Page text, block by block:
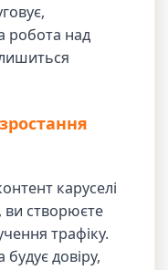
робота над
каруселі
ви створюєте
трафіку.
довіру,